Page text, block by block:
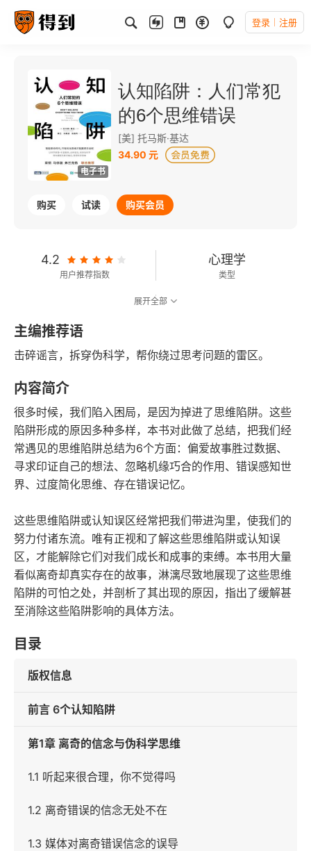
登录 注册
电子书
认知陷阱：人们常犯
的6个思维错误
[美] 托马斯·基达
34.90 元
购买 试读 购买会员
4.2
用户推荐指数
心理学
类型
155千字
字数
2023-07-01
发行日期
展开全部
主编推荐语
击碎谣言，拆穿伪科学，帮你绕过思考问题的雷区。
内容简介
很多时候，我们陷入困局，是因为掉进了思维陷阱。这些
陷阱形成的原因多种多样，本书对此做了总结，把我们经
常遇见的思维陷阱总结为6个方面：偏爱故事胜过数据、
寻求印证自己的想法、忽略机缘巧合的作用、错误感知世
界、过度简化思维、存在错误记忆。
这些思维陷阱或认知误区经常把我们带进沟里，使我们的
努力付诸东流。唯有正视和了解这些思维陷阱或认知误
区，才能解除它们对我们成长和成事的束缚。本书用大量
看似离奇却真实存在的故事，淋漓尽致地展现了这些思维
陷阱的可怕之处，并剖析了其出现的原因，指出了缓解甚
至消除这些陷阱影响的具体方法。
目录
版权信息
前言 6个认知陷阱
第1章 离奇的信念与伪科学思维
1.1 听起来很合理，你不觉得吗
1.2 离奇错误的信念无处不在
1.3 媒体对离奇错误信念的误导